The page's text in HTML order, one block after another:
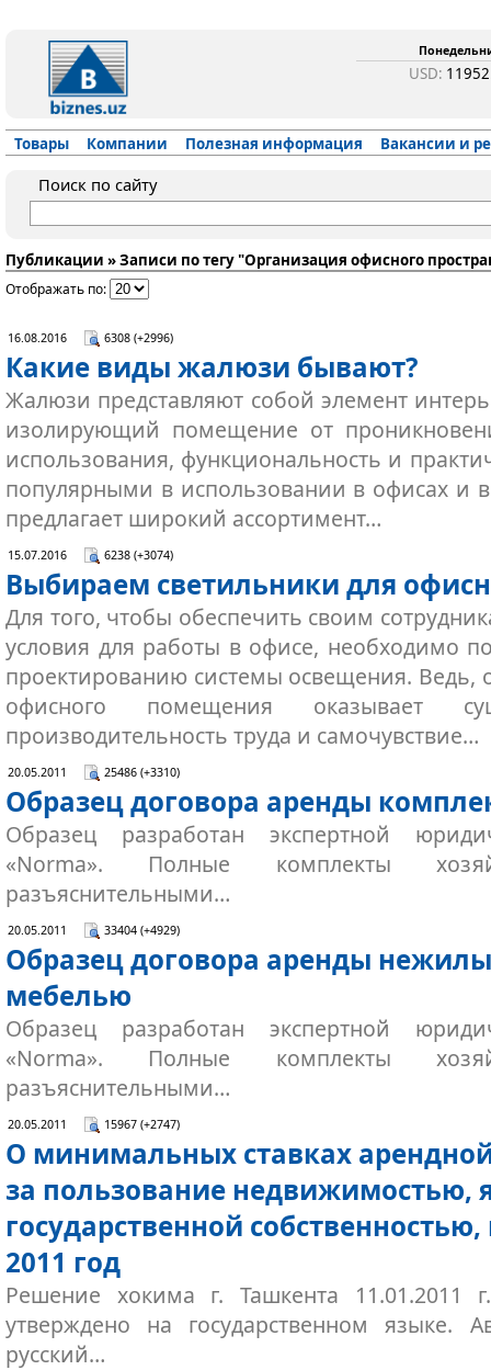
USD:
Товары Компании Полезная информация Вакансии и
Поиск по сайту
Публикации » Записи по тегу "Организация офисного
Отображать по:
16.08.2016 6308 (+2996)
Какие виды жалюзи бывают?
Жалюзи представляют собой элемент
изолирующий помещение от
использования, функциональность и
популярными в использовании в офисах и
предлагает широкий ассортимент…
15.07.2016 6238 (+3074)
Выбираем светильники для
Для того, чтобы обеспечить своим
условия для работы в офисе, необходимо
проектированию системы освещения. Ведь,
офисного помещения оказывает
производительность труда и самочувствие…
20.05.2011 25486 (+3310)
Образец договора аренды
Образец разработан экспертной
«Norma». Полные комплекты
разъяснительными…
20.05.2011 33404 (+4929)
Образец договора аренды
мебелью
Образец разработан экспертной
«Norma». Полные комплекты
разъяснительными…
20.05.2011 15967 (+2747)
О минимальных ставках
за пользование недвижимостью,
государственной
2011 год
Решение хокима г. Ташкента
утверждено на государственном языке.
русский…